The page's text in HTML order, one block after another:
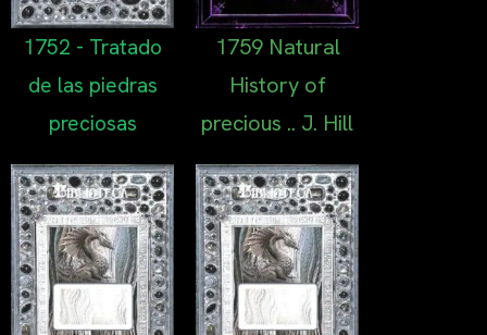
1752 - Tratado
de las piedras
preciosas
1759 Natural
History of
precious .. J. Hill